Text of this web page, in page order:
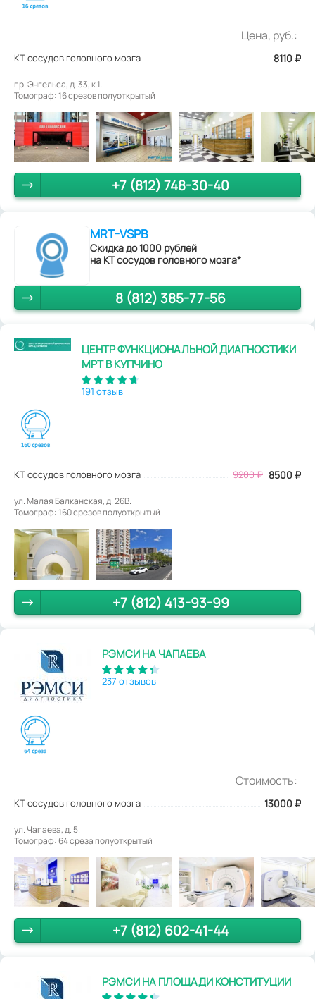
Цена, руб.:
КТ сосудов головного мозга 8110 ₽
пр. Энгельса, д. 33, к.1.
Томограф: 16 срезов полуоткрытый
+7 (812) 748-30-40
MRT-VSPB
Скидка до 1000 рублей
на КТ сосудов головного мозга*
8 (812) 385-77-56
ЦЕНТР ФУНКЦИОНАЛЬНОЙ ДИАГНОСТИКИ
МРТ В КУПЧИНО
191 отзыв
КТ сосудов головного мозга 9200₽ 8500 ₽
ул. Малая Балканская, д. 26В.
Томограф: 160 срезов полуоткрытый
+7 (812) 413-93-99
РЭМСИ НА ЧАПАЕВА
237 отзывов
Стоимость:
КТ сосудов головного мозга 13000 ₽
ул. Чапаева, д. 5.
Томограф: 64 среза полуоткрытый
+7 (812) 602-41-44
РЭМСИ НА ПЛОЩАДИ КОНСТИТУЦИИ